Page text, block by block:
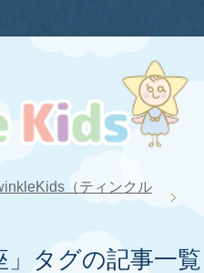
（ティンクル
」タグの記事一覧